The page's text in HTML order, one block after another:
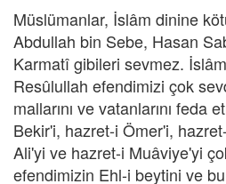
Müslümanlar, İslâm dinine
Abdullah bin Sebe, Hasan
Karmatî gibileri sevmez.
Resûlullah efendimizi çok
mallarını ve vatanlarını feda
Bekir'i, hazret-i Ömer'i,
Ali'yi ve hazret-i Muâviye'yi
efendimizin Ehl-i beytini ve